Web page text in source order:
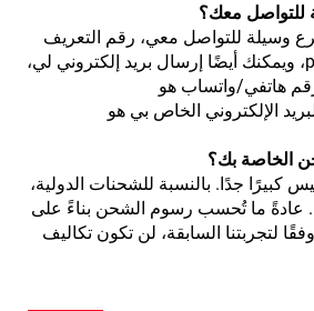
معك؟
وسيلة للتواصل معي، رقم التعريف
الخاص بي هو ppxs0712، ويمكنك أيضًا إرسال بريد إلكتروني لي،
هاتفي/واتساب هو
الخاصة بك؟
كبيرًا جدًا. بالنسبة للشحنات الدولية،
عادةً ما تُحسب رسوم الشحن بناءً على
لتجربتنا السابقة، لن تكون تكاليف